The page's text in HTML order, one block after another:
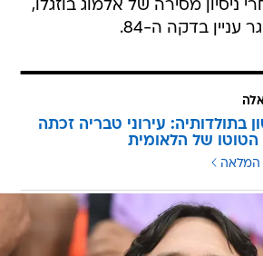
ניסיון מסירה של אלמוג בוזגלו,
עניין בדקה ה-84.
בתולדותיה: עירוני טבריה זכתה
הטוטו של הלאומית
המלאה